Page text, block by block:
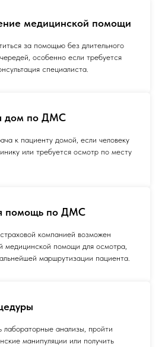
медицинской помощи
за помощью без длительного
особенно если требуется
специалиста.
дом по ДМС
к пациенту домой, если человеку
или требуется осмотр по месту
помощь по ДМС
компанией возможен
медицинской помощи для осмотра,
маршрутизации пациента.
анализы, пройти
манипуляции или получить